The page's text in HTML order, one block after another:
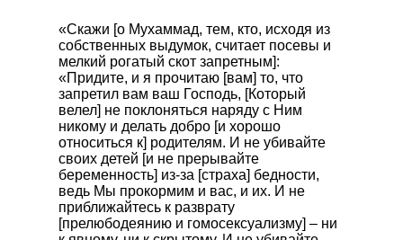
«Скажи [о Мухаммад, тем, кто, исходя из
собственных выдумок, считает посевы и
мелкий рогатый скот запретным]:
«Придите, и я прочитаю [вам] то, что
запретил вам ваш Господь, [Который
велел] не поклоняться наряду с Ним
никому и делать добро [и хорошо
относиться к] родителям. И не убивайте
своих детей [и не прерывайте
беременность] из-за [страха] бедности,
ведь Мы прокормим и вас, и их. И не
приближайтесь к разврату
[прелюбодеянию и гомосексуализму] – ни